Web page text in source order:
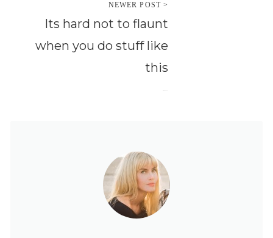
NEWER POST >
Its hard not to flaunt
when you do stuff like
this